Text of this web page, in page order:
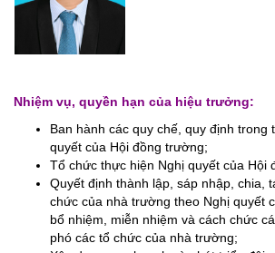
Nhiệm vụ, quyền hạn của hiệu trưởng:
Ban hành các quy chế, quy định trong
quyết của Hội đồng trường;
Tổ chức thực hiện Nghị quyết của Hội
Quyết định thành lập, sáp nhập, chia,
chức của nhà trường theo Nghị quyết
bổ nhiệm, miễn nhiệm và cách chức
phó các tổ chức của nhà trường;